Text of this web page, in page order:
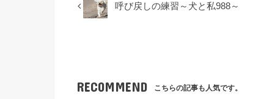
呼び戻しの練習～犬と私988～
RECOMMEND こちらの記事も人気です。